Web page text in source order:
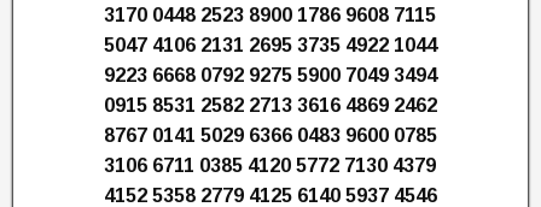
3170 0448 2523 8900 1786 9608 7115
5047 4106 2131 2695 3735 4922 1044
9223 6668 0792 9275 5900 7049 3494
0915 8531 2582 2713 3616 4869 2462
8767 0141 5029 6366 0483 9600 0785
3106 6711 0385 4120 5772 7130 4379
4152 5358 2779 4125 6140 5937 4546